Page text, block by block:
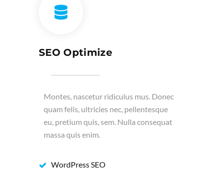
SEO Optimize
Montes, nascetur ridiculus mus. Donec
quam felis, ultricies nec, pellentesque
eu, pretium quis, sem. Nulla consequat
massa quis enim.
WordPress SEO